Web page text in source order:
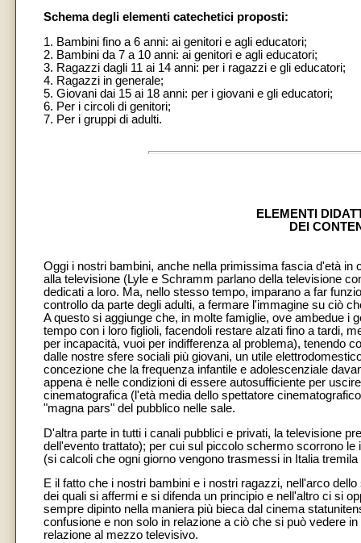
Schema degli elementi catechetici proposti:
1. Bambini fino a 6 anni: ai genitori e agli educatori;
2. Bambini da 7 a 10 anni: ai genitori e agli educatori;
3. Ragazzi dagli 11 ai 14 anni: per i ragazzi e gli educatori;
4. Ragazzi in generale;
5. Giovani dai 15 ai 18 anni: per i giovani e gli educatori;
6. Per i circoli di genitori;
7. Per i gruppi di adulti.
ELEMENTI
DEI
Oggi i nostri bambini, anche nella primissima fascia d'età
alla televisione (Lyle e Schramm parlano della televisione
dedicati a loro. Ma, nello stesso tempo, imparano a far
controllo da parte degli adulti, a fermare l'immagine su ciò
A questo si aggiunge che, in molte famiglie, ove ambedue i
tempo con i loro figlioli, facendoli restare alzati fino a tardi,
per incapacità, vuoi per indifferenza al problema), tenendo
dalle nostre sfere sociali più giovani, un utile
concezione che la frequenza infantile e adolescenziale
appena è nelle condizioni di essere autosufficiente per
cinematografica (l'età media dello spettatore
"magna pars" del pubblico nelle sale.
D'altra parte in tutti i canali pubblici e privati, la televisione
dell'evento trattato); per cui sul piccolo schermo scorrono
(si calcoli che ogni giorno vengono trasmessi in Italia
E il fatto che i nostri bambini e i nostri ragazzi, nell'arco
dei quali si affermi e si difenda un principio e nell'altro ci si
sempre dipinto nella maniera più bieca dal cinema
confusione e non solo in relazione a ciò che si può vedere
relazione al mezzo televisivo.